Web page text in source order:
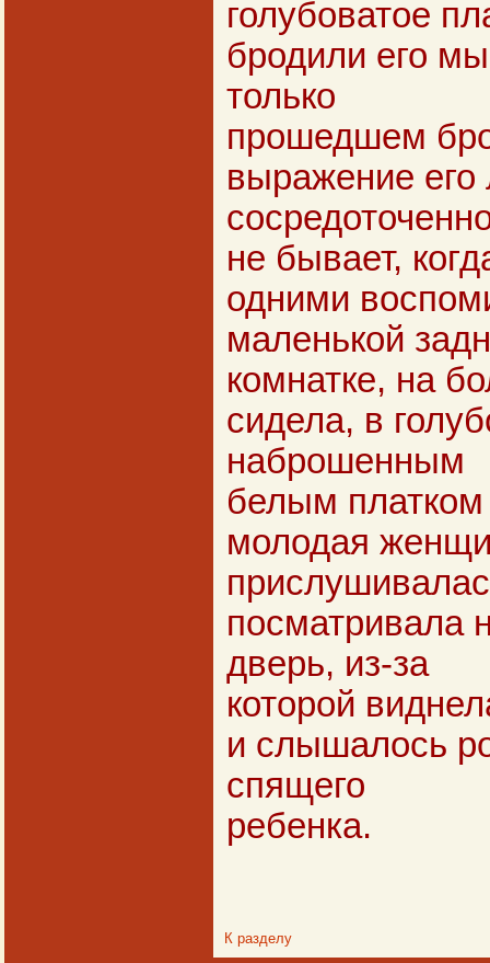
голубоватое
бродили его
только
прошедшем
выражение
не бывает,
одними
маленькой
комнатке, на
сидела, в
наброшенным
белым
молодая
посматривала
дверь, из-за
которой
и слышалось
спящего
ребенка.
К разделу